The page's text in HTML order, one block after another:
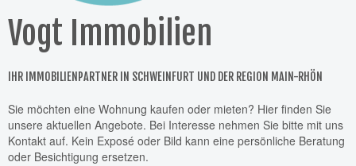
Vogt Immobilien
IHR IMMOBILIENPARTNER IN SCHWEINFURT UND DER REGION MAIN-RHÖN
Sie möchten eine Wohnung kaufen oder mieten? Hier finden Sie
unsere aktuellen Angebote. Bei Interesse nehmen Sie bitte mit uns
Kontakt auf. Kein Exposé oder Bild kann eine persönliche Beratung
oder Besichtigung ersetzen.